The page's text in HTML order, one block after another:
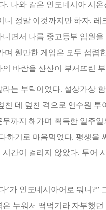
. 나와 같은 인도네시아 시온
니 정말 이것까지만 하자. 레
면서 나름 중고등부 임원
며 웬만한 게임은 모두 섭렵
의 바람을 산산이 부서뜨린
는 부탁이었다. 설상가상
친 데 덮친 격으로 연수원 투
무까지 해가며 획득한 일주
하기로 마음먹었다. 평생을
간이 걸리지 않았다. 투어
’가 인도네시아어로 뭐니?”
은 누워서 떡먹기라 자부했